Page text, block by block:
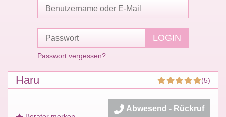
Passwort vergessen?
Haru (5)
Abwesend - Rückruf